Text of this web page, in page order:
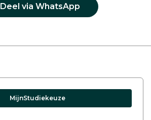
Deel via WhatsApp
MijnStudiekeuze